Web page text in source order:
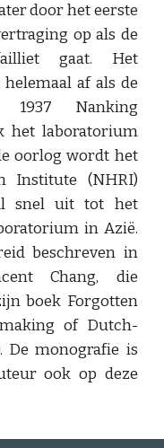
door het eerste
op als de
gaat. Het
af als de
1937 Nanking
het laboratorium
oorlog wordt het
Institute (NHRI)
snel uit tot het
in Azië.
beschreven in
Chang, die
boek Forgotten
of Dutch-
De monografie is
ook op deze